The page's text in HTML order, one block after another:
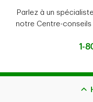
Parlez à un
notre Centre-conseils
1-